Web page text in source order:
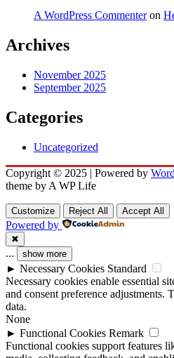
A WordPress Commenteron
Archives
November 2025
September 2025
Categories
Uncategorized
Copyright © 2025 | Powered by
theme by A WP Life
Customize Reject All Accept All
Powered by
✖
... show more
► Necessary Cookies Standard
Necessary cookies enable essential
and consent preference adjustments.
data.
None
► Functional Cookies Remark
Functional cookies support features